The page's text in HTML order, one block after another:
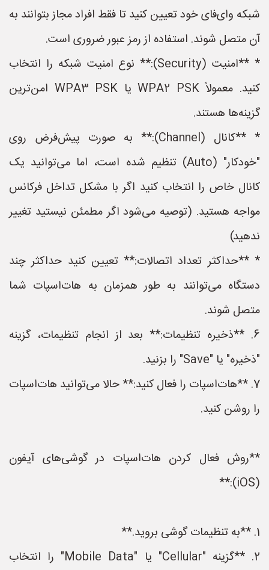
شبکه وای‌فای خود تعیین کنید تا فقط افراد مجاز بتوانند به
آن متصل شوند. استفاده از رمز عبور ضروری است.
* **امنیت (Security):** نوع امنیت شبکه را انتخاب
کنید. معمولاً WPA2 PSK یا WPA3 PSK امن‌ترین
گزینه‌ها هستند.
* **کانال (Channel):** به صورت پیش‌فرض روی
"خودکار" (Auto) تنظیم شده است، اما می‌توانید یک
کانال خاص را انتخاب کنید اگر با مشکل تداخل فرکانس
مواجه هستید. (توصیه می‌شود اگر مطمئن نیستید تغییر
ندهید)
* **حداکثر تعداد اتصالات:** تعیین کنید حداکثر چند
دستگاه می‌توانند به طور همزمان به هات‌اسپات شما
متصل شوند.
6. **ذخیره تنظیمات:** بعد از انجام تنظیمات، گزینه
"ذخیره" یا "Save" را بزنید.
7. **هات‌اسپات را فعال کنید:** حالا می‌توانید هات‌اسپات
را روشن کنید.
**روش فعال کردن هات‌اسپات در گوشی‌های آیفون
(iOS):**
1. **به تنظیمات گوشی بروید.**
2. **گزینه "Cellular" یا "Mobile Data" را انتخاب